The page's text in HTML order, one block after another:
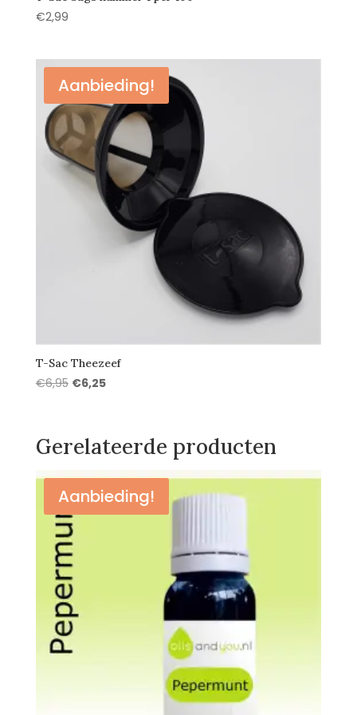
€2,99
Aanbieding!
T-Sac Theezeef
€6,95 Oorspronkelijke
€6,95.
€6,25Huidige
€6,25.
Gerelateerde producten
Aanbieding!